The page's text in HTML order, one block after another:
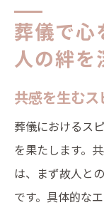
葬儀で心
人の絆を
共感を生む
葬儀におけるス
を果たします。
は、まず故人と
です。具体的な